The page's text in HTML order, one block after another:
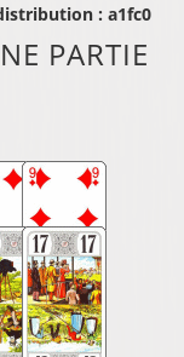
: a1fc0
PARTIE